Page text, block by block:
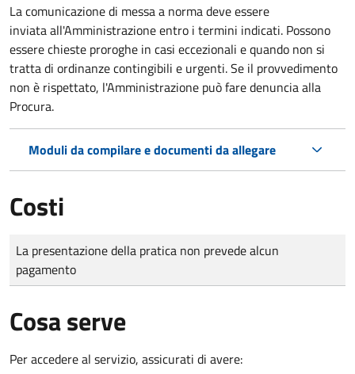
La comunicazione di messa a norma deve essere
inviata all'Amministrazione entro i termini indicati. Possono
essere chieste proroghe in casi eccezionali e quando non si
tratta di ordinanze contingibili e urgenti. Se il provvedimento
non è rispettato, l'Amministrazione può fare denuncia alla
Procura.
Moduli da compilare e documenti da allegare
Costi
Tipo di pagamento
Importo
La presentazione della pratica non prevede alcun
pagamento
Cosa serve
Per accedere al servizio, assicurati di avere: